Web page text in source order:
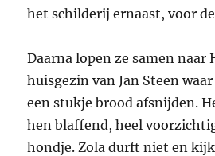
het schilderij ernaast, voor
Daarna lopen ze samen naar
huisgezin van Jan Steen
een stukje brood afsnijden.
hen blaffend, heel
hondje. Zola durft niet en